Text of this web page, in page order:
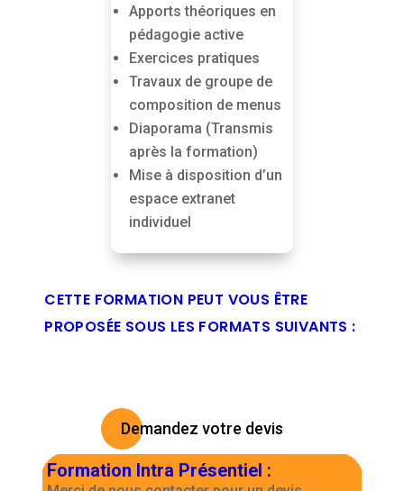
Apports théoriques en
pédagogie active
Exercices pratiques
Travaux de groupe de
composition de menus
Diaporama (Transmis
après la formation)
Mise à disposition d’un
espace extranet
individuel
CETTE FORMATION PEUT VOUS ÊTRE
PROPOSÉE SOUS LES FORMATS SUIVANTS :
Demandez votre devis
Formation Intra Présentiel :